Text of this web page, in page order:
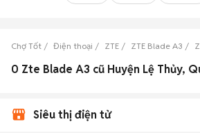
Chợ Tốt Điện thoại ZTE ZTE Blade A3
0 Zte Blade A3 cũ Huyện Lệ Thủy,
Siêu thị điện tử